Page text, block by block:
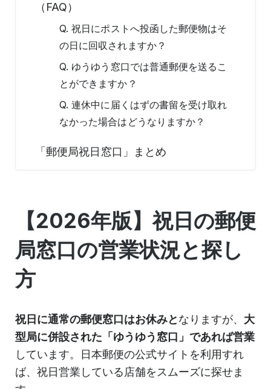
（FAQ）
Q. 祝日にポストへ投函した郵便物はそ
の日に回収されますか？
Q. ゆうゆう窓口では普通郵便を送るこ
とができますか？
Q. 連休中に届くはずの書留を受け取れ
なかった場合はどうなりますか？
「郵便局祝日窓口」まとめ
【2026年版】祝日の郵便
局窓口の営業状況と探し
方
祝日に通常の郵便窓口はお休みとなりますが、 大
型局に併設された「ゆうゆう窓口」であれば営業
しています。日本郵便の公式サイトを利用すれ
ば、祝日営業している店舗をスムーズに探せま